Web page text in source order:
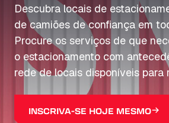
Descubra locais de
de camiões de confiança em
Procure os serviços de que
o estacionamento com
rede de locais disponíveis para
INSCRIVA-SE HOJE MESMO